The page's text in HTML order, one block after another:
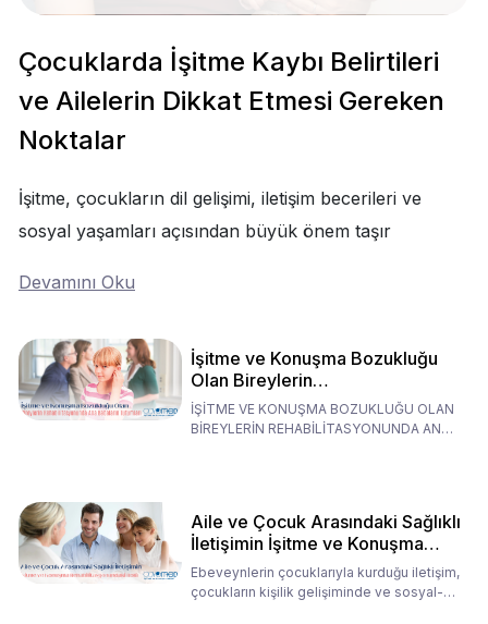
Çocuklarda İşitme Kaybı Belirtileri
ve Ailelerin Dikkat Etmesi Gereken
Noktalar
İşitme, çocukların dil gelişimi, iletişim becerileri ve
sosyal yaşamları açısından büyük önem taşır
Devamını Oku
İşitme ve Konuşma Bozukluğu
Olan Bireylerin
Rehabilitasyonunda Ana
Babaların Tutumları
İŞİTME VE KONUŞMA BOZUKLUĞU OLAN
BİREYLERİN REHABİLİTASYONUNDA ANA
Aile ve Çocuk Arasındaki Sağlıklı
İletişimin İşitme ve Konuşma
Rehabilitasyonundaki Rolü
Ebeveynlerin çocuklarıyla kurduğu iletişim,
çocukların kişilik gelişiminde ve sosyal-